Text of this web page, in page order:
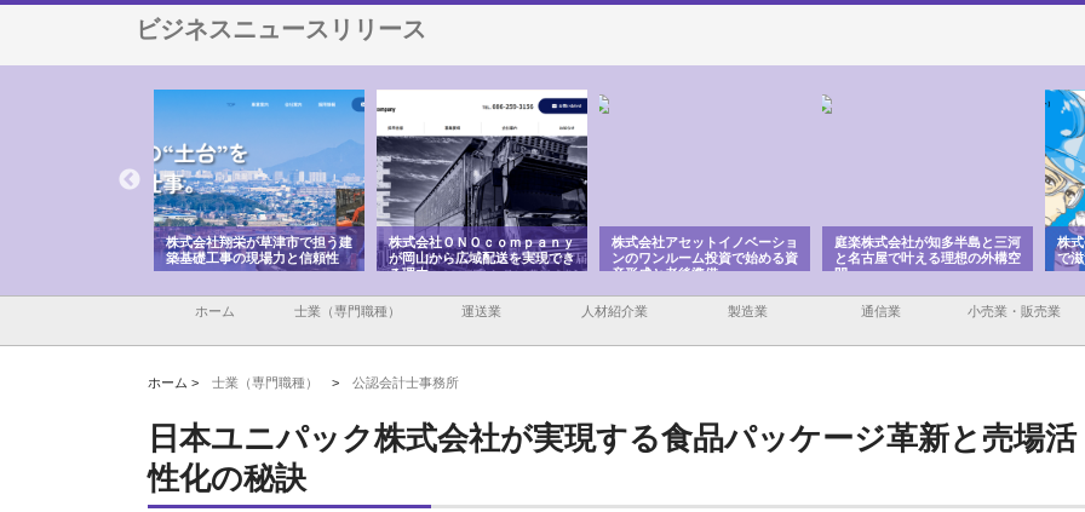
ビジネスニュースリリース
株式会社翔栄が草津市で担う建
築基礎工事の現場力と信頼性
株式会社ＯＮＯｃｏｍｐａｎｙ
が岡山から広域配送を実現でき
る理由
株式会社アセットイノベーショ
ンのワンルーム投資で始める資
産形成と老後準備
庭楽株式会社が知多半島と三河
と名古屋で叶える理想の外構空
間
株
で
ホーム 士業（専門職種） 運送業 人材紹介業 製造業 通信業 小売業・販売業
ホーム > 士業（専門職種） > 公認会計士事務所
日本ユニパック株式会社が実現する食品パッケージ革新と売場活
性化の秘訣